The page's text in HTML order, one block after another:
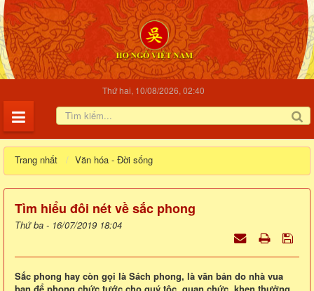
Thứ hai, 10/08/2026, 02:40
Trang nhất Văn hóa - Đời sống
Tìm hiểu đôi nét về sắc phong
Thứ ba - 16/07/2019 18:04
Sắc phong hay còn gọi là Sách phong, là văn bản do nhà vua